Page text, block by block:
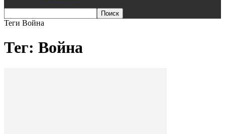
Теги Война
Тег: Война